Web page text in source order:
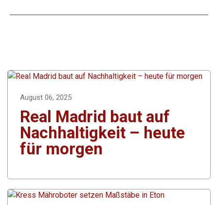
August 06, 2025
Real Madrid baut auf
Nachhaltigkeit – heute
für morgen